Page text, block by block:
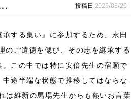
投稿日:2025/06/29
する集い』に参加するため、永田
のご遺徳を偲び、その志を継承する
この中では特に安倍先生の宿願で
途半端な状態で推移してはならな
は維新の馬場先生からも熱いお言葉